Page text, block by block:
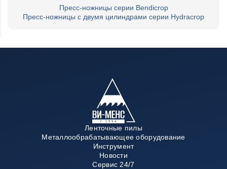
Пресс-ножницы серии Bendicrop
Пресс-ножницы с двумя цилиндрами серии Hydracrop
Ленточные пилы
Металлообрабатывающее оборудование
Инструмент
Новости
Сервис 24/7